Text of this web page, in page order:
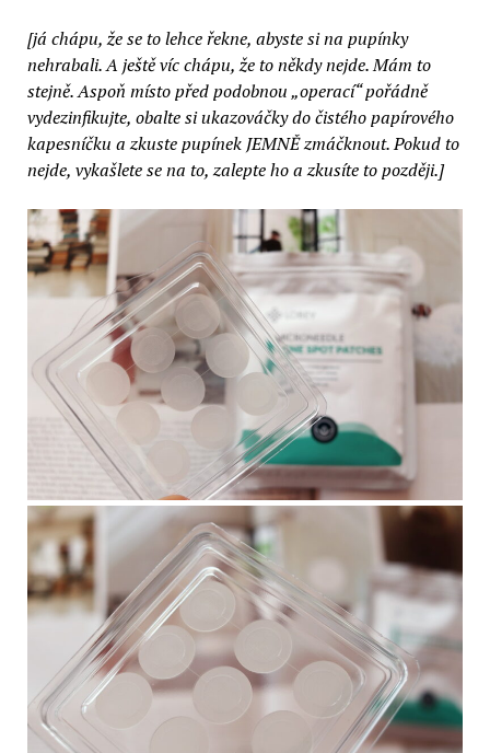
[já chápu, že se to lehce řekne, abyste si na pupínky
nehrabali. A ještě víc chápu, že to někdy nejde. Mám to
stejně. Aspoň místo před podobnou „operací“ pořádně
vydezinfikujte, obalte si ukazováčky do čistého papírového
kapesníčku a zkuste pupínek JEMNĚ zmáčknout. Pokud to
nejde, vykašlete se na to, zalepte ho a zkusíte to později.]